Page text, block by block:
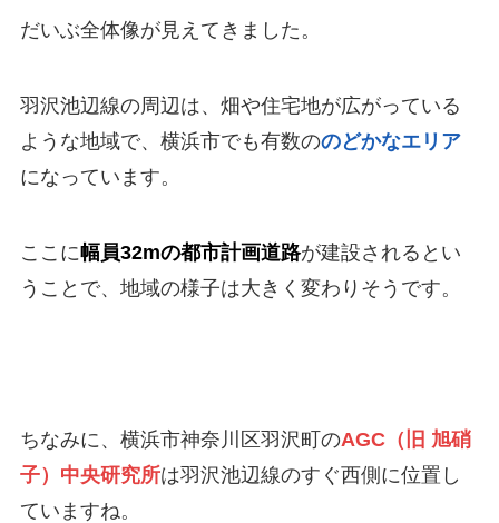
だいぶ全体像が見えてきました。
羽沢池辺線の周辺は、 畑や住宅地が広がっている
ような地域で、横浜市でも有数ののどかなエリア
になっています。
ここに幅員32mの都市計画道路が建設されるとい
うことで、地域の様子は大きく変わりそうです。
ちなみに、横浜市神奈川区羽沢町のAGC（旧 旭硝
子）中央研究所は羽沢池辺線のすぐ西側に位置し
ていますね。